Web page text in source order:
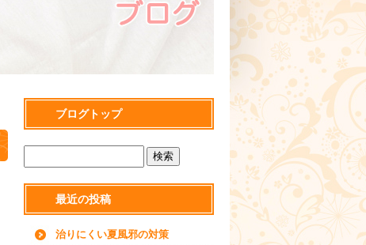
ブログトップ
最近の投稿
治りにくい夏風邪の対策